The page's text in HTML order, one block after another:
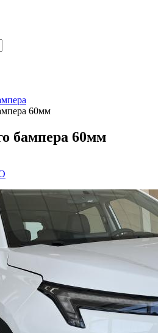
60мм
бампера 60мм